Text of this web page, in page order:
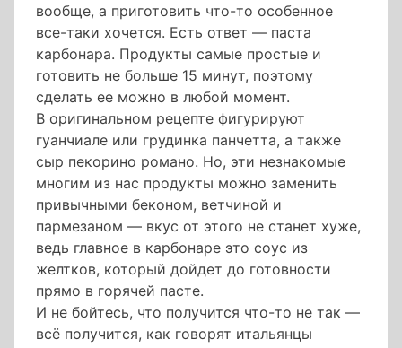
вообще, а приготовить что-то особенное
все-таки хочется. Есть ответ — паста
карбонара. Продукты самые простые и
готовить не больше 15 минут, поэтому
сделать ее можно в любой момент.
В оригинальном рецепте фигурируют
гуанчиале или грудинка панчетта, а также
сыр пекорино романо. Но, эти незнакомые
многим из нас продукты можно заменить
привычными беконом, ветчиной и
пармезаном — вкус от этого не станет хуже,
ведь главное в карбонаре это соус из
желтков, который дойдет до готовности
прямо в горячей пасте.
И не бойтесь, что получится что-то не так —
всё получится, как говорят итальянцы